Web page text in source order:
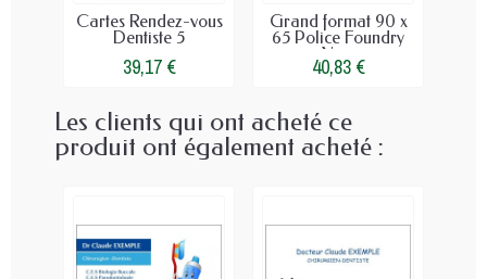
Cartes Rendez-vous
Dentiste 5
39,17 €
Grand format 90 x
65 Police Foundry
Noir
40,83 €
Les clients qui ont acheté ce
produit ont également acheté :